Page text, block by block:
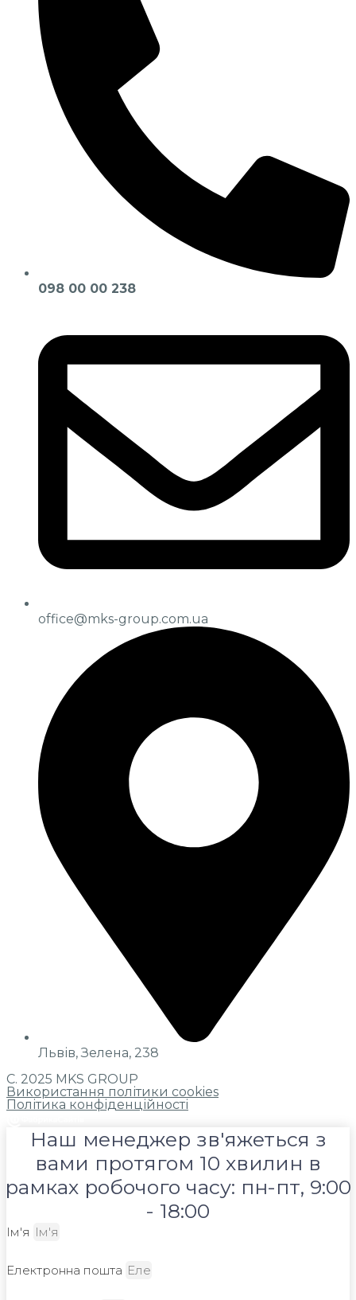
098 00 00 238
office@mks-group.com.ua
Львів, Зелена, 238
С. 2025 MKS GROUP
Використання політики cookies
Політика конфіденційності
Наш менеджер зв'яжеться з
вами протягом 10 хвилин в
рамках робочого часу: пн-пт, 9:00
- 18:00
Ім'я
Електронна пошта